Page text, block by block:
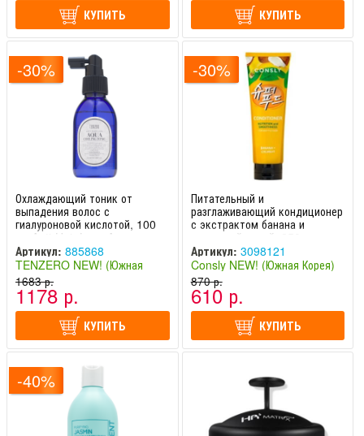
КУПИТЬ КУПИТЬ
-30%
Охлаждающий тоник от
выпадения волос с
гиалуроновой кислотой, 100
мл Anti-Hair Loss Aqua
Cooling Tonic TENZERO /
Тензеро
Артикул: 885868
TENZERO NEW! (Южная
Корея)
1683 р.
1178 р.
КУПИТЬ
-30%
Питательный и
разглаживающий кондиционер
с экстрактом банана и
кокосовой водой, 250 мл
Banana & Coconut Water
Conditioner for Nutrition &
Smoothness Consly / Консли
Артикул: 3098121
Consly NEW! (Южная Корея)
870 р.
610 р.
КУПИТЬ
-40%